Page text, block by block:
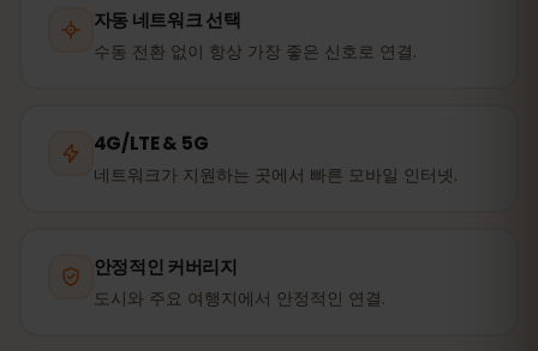
자동 네트워크 선택
수동 전환 없이 항상 가장 좋은 신호로 연결.
4G/LTE & 5G
네트워크가 지원하는 곳에서 빠른 모바일 인터넷.
안정적인 커버리지
도시와 주요 여행지에서 안정적인 연결.